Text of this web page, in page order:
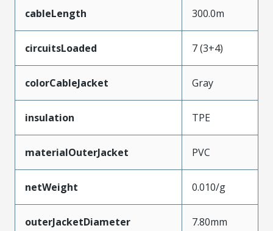
cableLength 300.0m
circuitsLoaded 7 (3+4)
colorCableJacket Gray
insulation TPE
materialOuterJacket PVC
netWeight 0.010/g
outerJacketDiameter 7.80mm